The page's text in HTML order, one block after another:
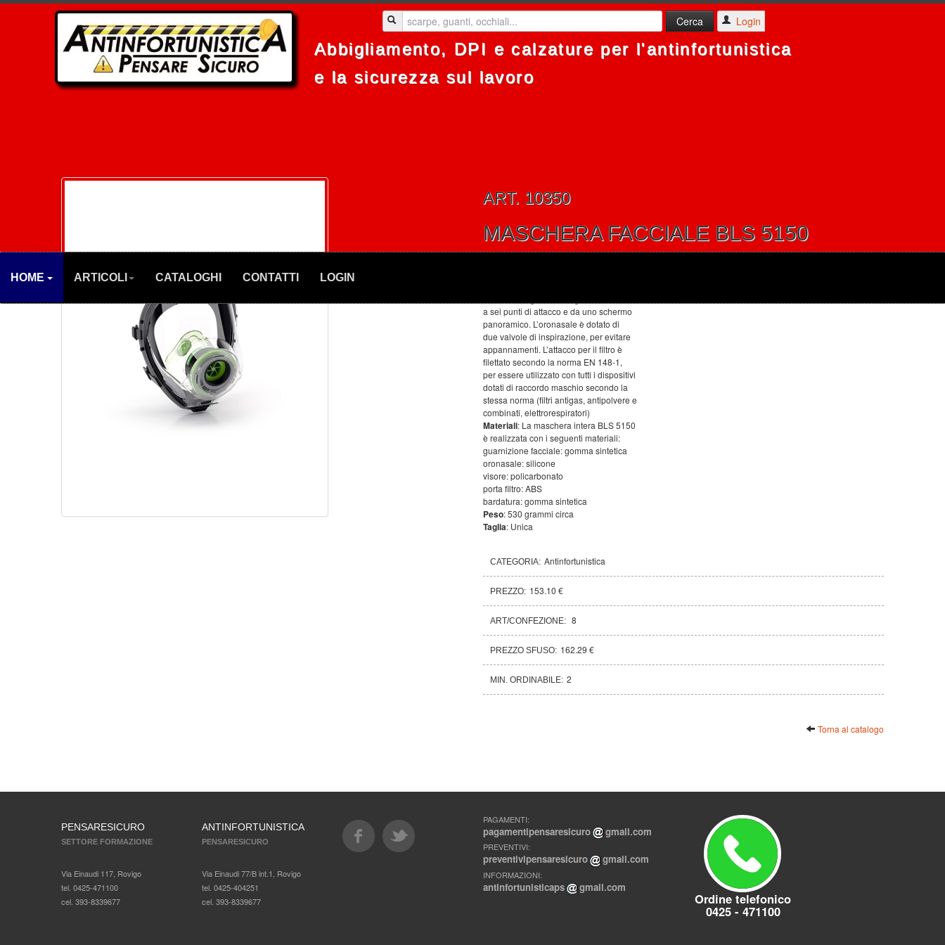
Login
HOME ARTICOLI CATALOGHI CONTATTI LOGIN
Abbigliamento, DPI e calzature per l'antinfortunistica
e la sicurezza sul lavoro
ART. 10350
MASCHERA FACCIALE BLS 5150
a sei punti di attacco e da uno schermo
panoramico. L’oronasale è dotato di
due valvole di inspirazione, per evitare
appannamenti. L’attacco per il filtro è
filettato secondo la norma EN 148-1,
per essere utilizzato con tutti i dispositivi
dotati di raccordo maschio secondo la
stessa norma (filtri antigas, antipolvere e
combinati, elettrorespiratori)
Materiali: La maschera intera BLS 5150
è realizzata con i seguenti materiali:
guarnizione facciale: gomma sintetica
oronasale: silicone
visore: policarbonato
porta filtro: ABS
bardatura: gomma sintetica
Peso: 530 grammi circa
Taglia: Unica
CATEGORIA: Antinfortunistica
PREZZO: 153.10 €
ART/CONFEZIONE: 8
PREZZO SFUSO: 162.29 €
MIN. ORDINABILE: 2
Torna al catalogo
PENSARESICURO
SETTORE FORMAZIONE
Via Einaudi 117, Rovigo
tel. 0425-471100
cel. 393-8339677
ANTINFORTUNISTICA
PENSARESICURO
Via Einaudi 77/B int.1, Rovigo
tel. 0425-404251
cel. 393-8339677
PAGAMENTI:
pagamentipensaresicuro gmail.com
PREVENTIVI:
preventivipensaresicuro gmail.com
INFORMAZIONI:
antinfortunisticaps gmail.com
Ordine telefonico
0425 - 471100